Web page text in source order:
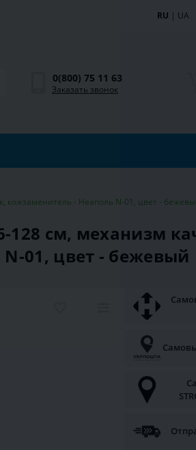
RU | UA
0(800) 75 11 63
Заказать звонок
кожзаменитель - Неаполь N-01, цвет -
128 см, механизм
01, цвет - бежевый